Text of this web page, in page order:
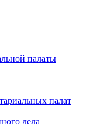
палаты
палат
дела